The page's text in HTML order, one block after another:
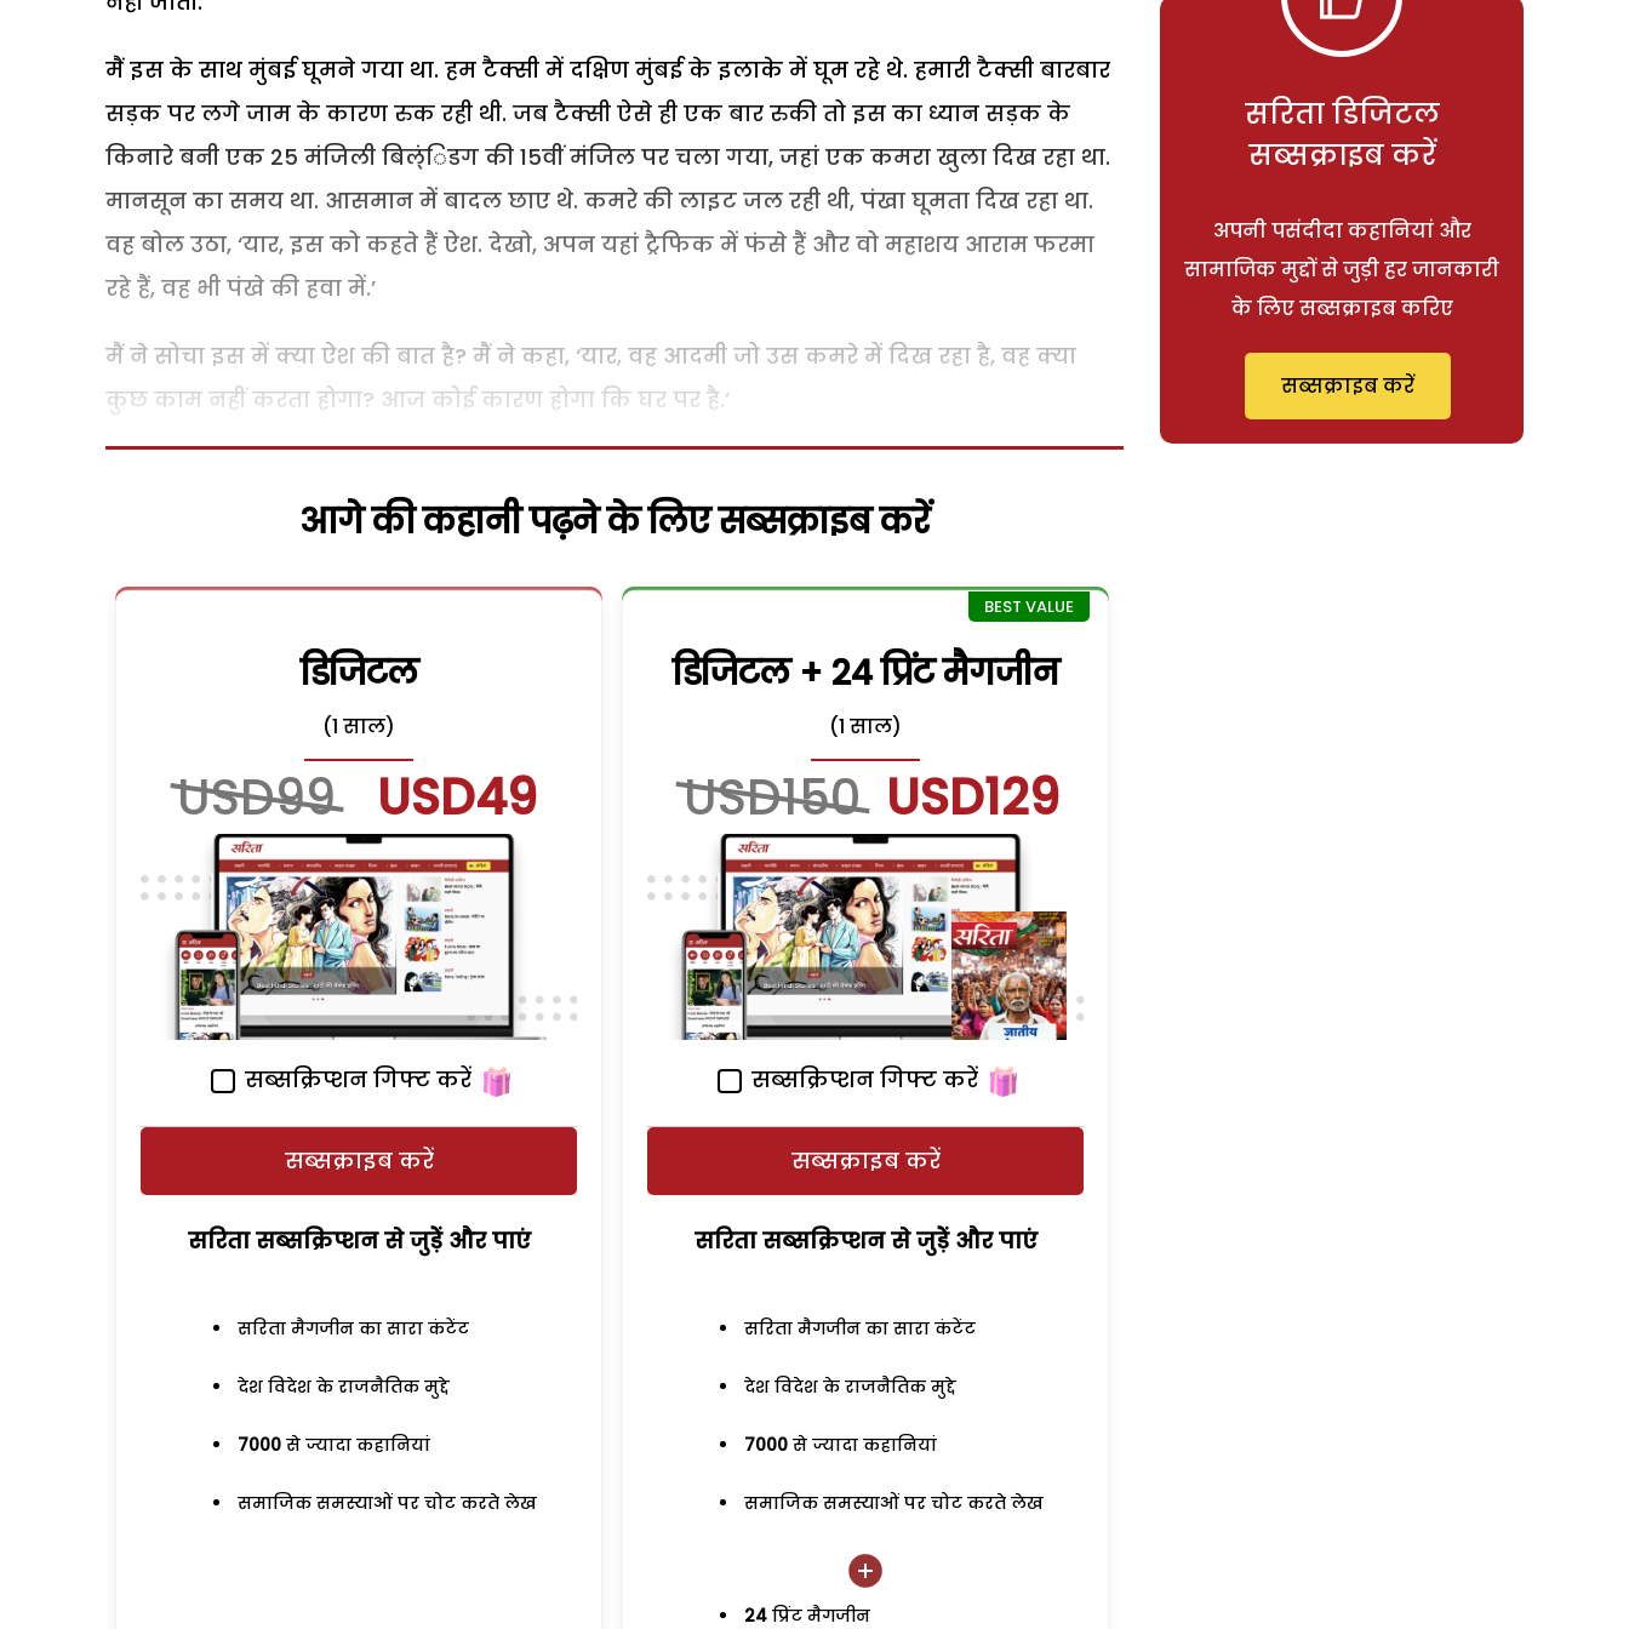
मैं इस के साथ मुंबई घूमने गया था. हम टैक्सी में दक्षिण मुंबई के इलाके में घूम रहे थे. हमारी टैक्सी बारबार
सड़क पर लगे जाम के कारण रुक रही थी. जब टैक्सी ऐसे ही एक बार रुकी तो इस का ध्यान सड़क के
किनारे बनी एक 25 मंजिली बिल्ंिडग की 15वीं मंजिल पर चला गया, जहां एक कमरा खुला दिख रहा था.
मानसून का समय था. आसमान में बादल छाए थे. कमरे की लाइट जल रही थी, पंखा घूमता दिख रहा था.
वह बोल उठा, ‘यार, इस को कहते हैं ऐश. देखो, अपन यहां ट्रैफिक में फंसे हैं और वो महाशय आराम फरमा
रहे हैं, वह भी पंखे की हवा में.’
मैं ने सोचा इस में क्या ऐश की बात है? मैं ने कहा, ‘यार, वह आदमी जो उस कमरे में दिख रहा है, वह क्या
कुछ काम नहीं करता होगा? आज कोई कारण होगा कि घर पर है.’
आगे की कहानी पढ़ने के लिए सब्सक्राइब करें
डिजिटल
(1 साल)
USD99 USD49
सब्सक्रिप्शन गिफ्ट करें
सब्सक्राइब करें
सरिता सब्सक्रिप्शन से जुड़ेें और पाएं
सरिता मैगजीन का सारा कंटेंट
देश विदेश के राजनैतिक मुद्दे
7000 से ज्यादा कहानियां
समाजिक समस्याओं पर चोट करते लेख
डिजिटल + 24 प्रिंट मैगजीन
(1 साल)
USD150 USD129
सब्सक्रिप्शन गिफ्ट करें
सब्सक्राइब करें
सरिता सब्सक्रिप्शन से जुड़ेें और पाएं
सरिता मैगजीन का सारा कंटेंट
देश विदेश के राजनैतिक मुद्दे
7000 से ज्यादा कहानियां
समाजिक समस्याओं पर चोट करते लेख
24 प्रिंट मैगजीन
सरिता डिजिटल
सब्सक्राइब करें
अपनी पसंदीदा कहानियां और
सामाजिक मुद्दों से जुड़ी हर जानकारी
के लिए सब्सक्राइब करिए
सब्सक्राइब करें